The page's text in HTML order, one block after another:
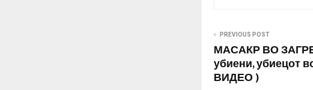
PREVIOUS POST
МАСАКР ВО
убиени, убиецот
ВИДЕО )